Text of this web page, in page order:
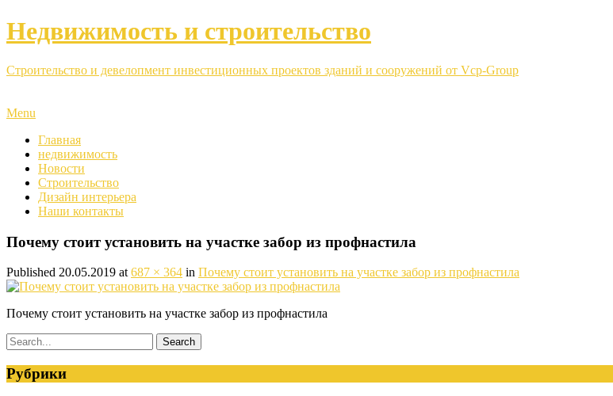
Недвижимость и строительство
Строительство и девелопмент инвестиционных проектов зданий и сооружений от Vcp-Group
Menu
Главная
недвижимость
Новости
Строительство
Дизайн интерьера
Наши контакты
Почему стоит установить на участке забор из профнастила
Published 20.05.2019 at 687 × 364 in Почему стоит установить на участке забор из профнастила
Почему стоит установить на участке забор из профнастила
Рубрики